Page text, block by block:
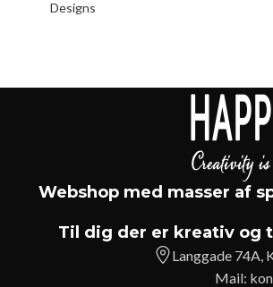
Webshop med masser af
Til dig der er kreativ og
Langgade 74A,
Mail: